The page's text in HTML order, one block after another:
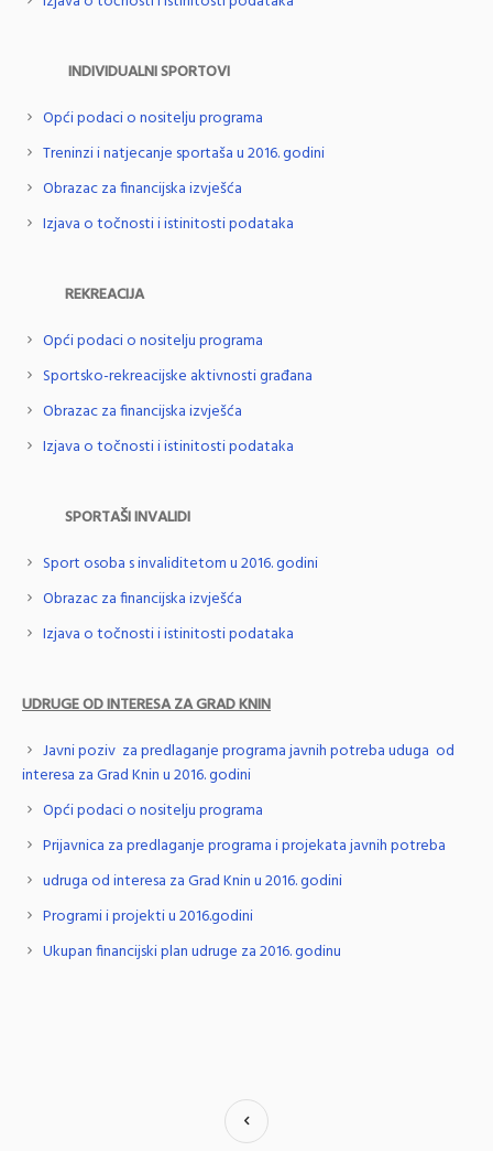
INDIVIDUALNI SPORTOVI
Opći podaci o nositelju programa
Treninzi i natjecanje sportaša u 2016. godini
Obrazac za financijska izvješća
Izjava o točnosti i istinitosti podataka
REKREACIJA
Opći podaci o nositelju programa
Sportsko-rekreacijske aktivnosti građana
Obrazac za financijska izvješća
Izjava o točnosti i istinitosti podataka
SPORTAŠI INVALIDI
Sport osoba s invaliditetom u 2016. godini
Obrazac za financijska izvješća
Izjava o točnosti i istinitosti podataka
UDRUGE OD INTERESA ZA GRAD KNIN
Javni poziv za predlaganje programa javnih potreba uduga od
interesa za Grad Knin u 2016. godini
Opći podaci o nositelju programa
Prijavnica za predlaganje programa i projekata javnih potreba
udruga od interesa za Grad Knin u 2016. godini
Programi i projekti u 2016.godini
Ukupan financijski plan udruge za 2016. godinu